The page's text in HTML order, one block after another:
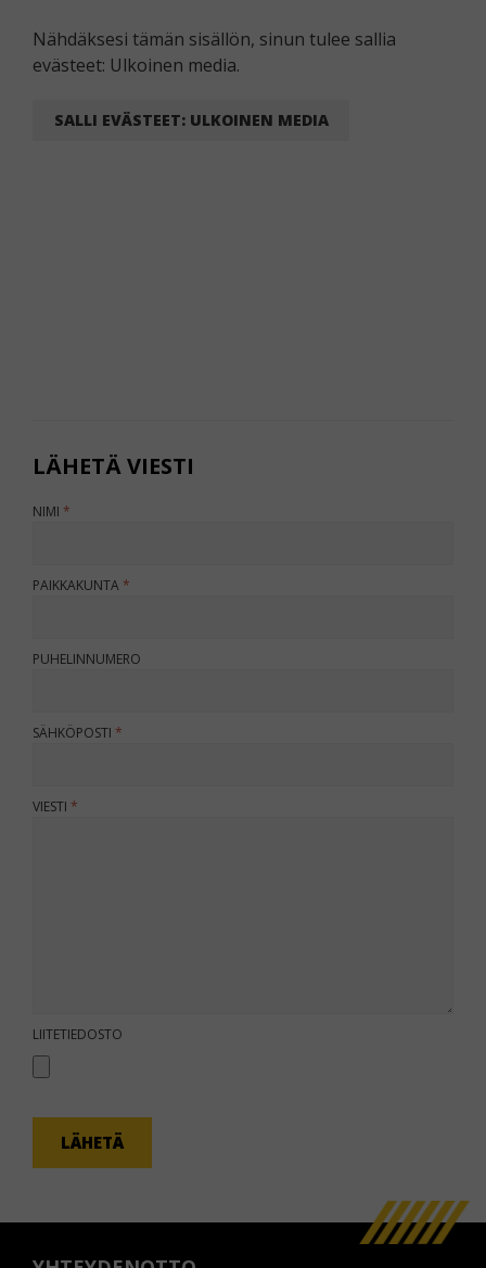
Nähdäksesi tämän sisällön, sinun tulee sallia
evästeet: Ulkoinen media.
SALLI EVÄSTEET: ULKOINEN MEDIA
LÄHETÄ VIESTI
NIMI
PAIKKAKUNTA
PUHELINNUMERO
SÄHKÖPOSTI
VIESTI
LIITETIEDOSTO
LÄHETÄ